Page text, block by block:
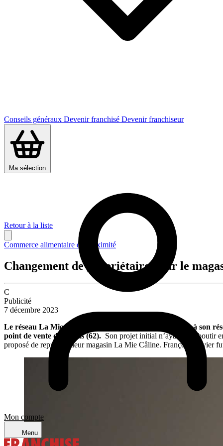
Conseils généraux Devenir franchisé Devenir franchiseur
Ma sélection
Mon compte
Menu
Retour à la liste
Commerce alimentaire de proximité
Changement de propriétaire pour le
C
Publicité
7 décembre 2023
Le réseau La Mie Câline poursuit son expansion. Grâce à son
point de vente de Calais (62). Son projet initial n’ayant pu aboutir
proposé de reprendre leur magasin La Mie Câline. François-Xavier